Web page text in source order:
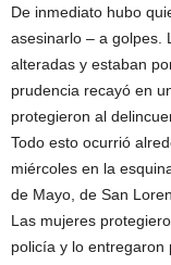
De inmediato hubo
asesinarlo – a golpes.
alteradas y estaban
prudencia recayó en
protegieron al
Todo esto ocurrió
miércoles en la
de Mayo, de San
Las mujeres
policía y lo entregaron